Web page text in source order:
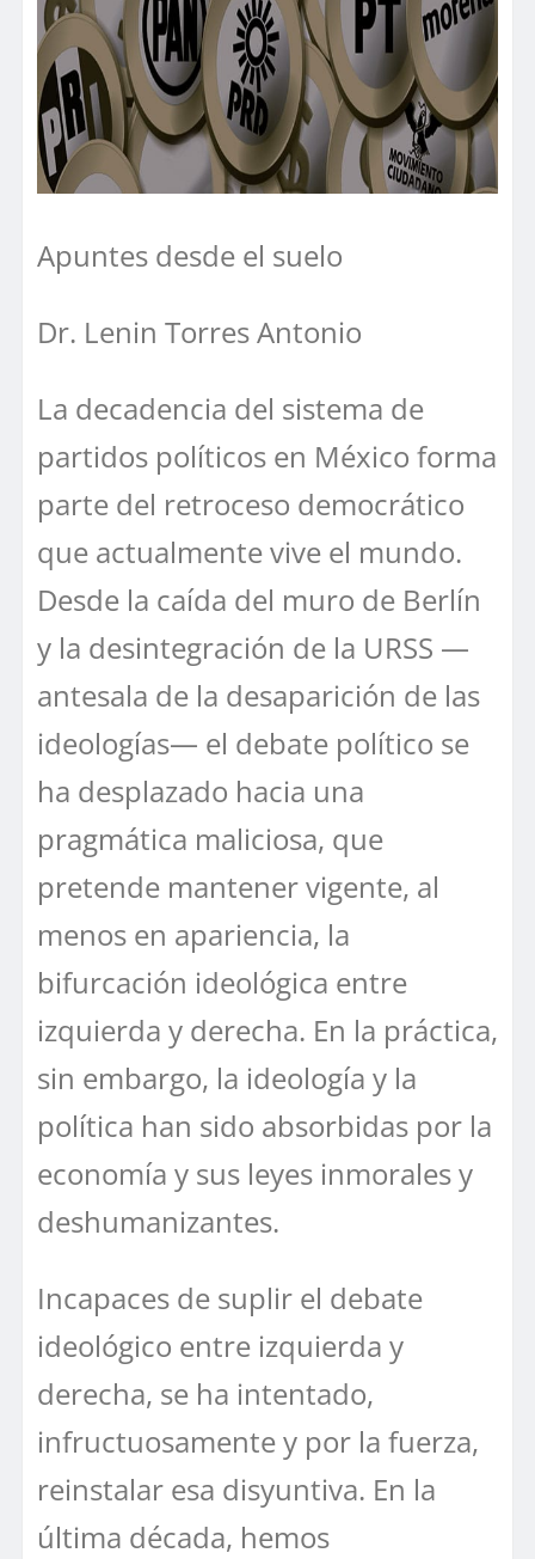
Apuntes desde el suelo
Dr. Lenin Torres Antonio
La decadencia del sistema de
partidos políticos en México forma
parte del retroceso democrático
que actualmente vive el mundo.
Desde la caída del muro de Berlín
y la desintegración de la URSS —
antesala de la desaparición de las
ideologías— el debate político se
ha desplazado hacia una
pragmática maliciosa, que
pretende mantener vigente, al
menos en apariencia, la
bifurcación ideológica entre
izquierda y derecha. En la práctica,
sin embargo, la ideología y la
política han sido absorbidas por la
economía y sus leyes inmorales y
deshumanizantes.
Incapaces de suplir el debate
ideológico entre izquierda y
derecha, se ha intentado,
infructuosamente y por la fuerza,
reinstalar esa disyuntiva. En la
última década, hemos